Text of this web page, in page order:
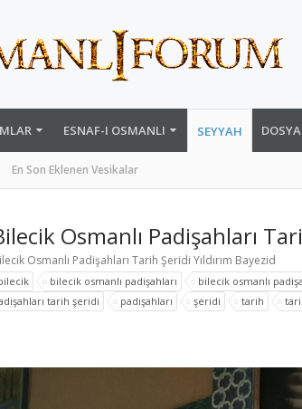
ESNAF-I OSMANLI SEYYAH
En Son Eklenen Vesikalar
Osmanlı Padişahları
Osmanlı Padişahları Tarih Şeridi Yıldırım Bayezid
bilecik osmanlı padişahları bilecik osmanlı
tarih şeridi
padişahları şeridi tarih